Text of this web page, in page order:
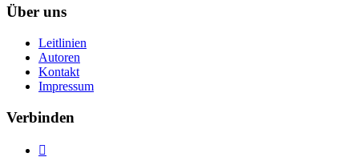
Über uns
Leitlinien
Autoren
Kontakt
Impressum
Verbinden
